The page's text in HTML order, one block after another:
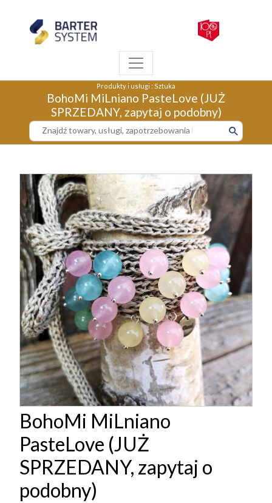
Produkty i usługi : Sztuka
BohoMi MiLniano PasteLove (JUŻ
SPRZEDANY, zapytaj o podobny)
BohoMi MiLniano
PasteLove (JUŻ
SPRZEDANY, zapytaj o
podobny)